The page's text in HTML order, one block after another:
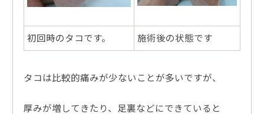
初回時のタコです。 施術後の状態です
タコは比較的痛みが少ないことが多いですが、
厚みが増してきたり、足裏などにできていると